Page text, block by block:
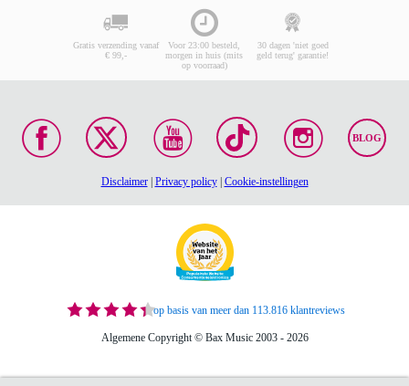
Gratis verzending vanaf
€ 99,-
Voor 23:00 besteld,
morgen in huis (mits
op voorraad)
30 dagen 'niet goed
geld terug' garantie!
BLOG
Disclaimer| Privacy policy| Cookie-instellingen
op basis van meer dan 113.816 klantreviews
Algemene Copyright © Bax Music 2003 - 2026